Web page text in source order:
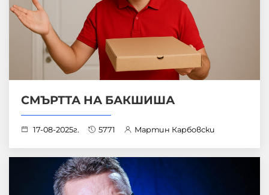
СМЪРТТА НА БАКШИША
17-08-2025г. 5771 Мартин Карбовски